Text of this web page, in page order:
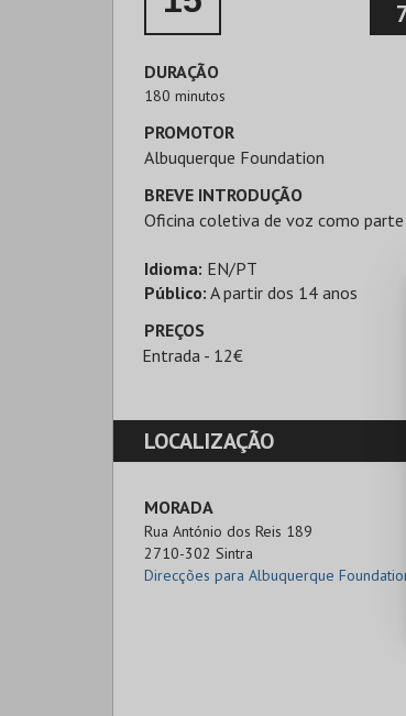
DURAÇÃO
180 minutos
PROMOTOR
Albuquerque Foundation
BREVE INTRODUÇÃO
Oficina coletiva de voz como parte
Idioma: EN/PT
Público: A partir dos 14 anos
PREÇOS
Entrada - 12€
LOCALIZAÇÃO
MORADA
Rua António dos Reis 189
2710-302 Sintra
Direcções para Albuquerque